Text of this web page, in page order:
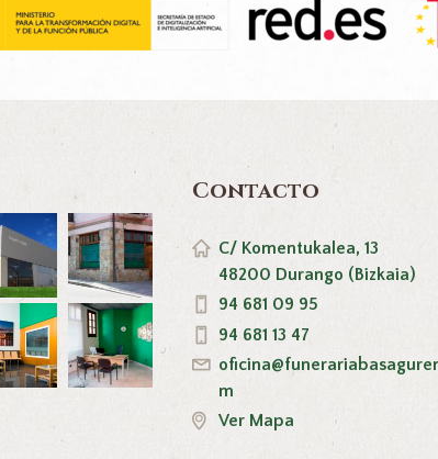
Contacto
C/ Komentukalea, 13
48200 Durango (Bizkaia)
94 681 09 95
94 681 13 47
m
Ver Mapa